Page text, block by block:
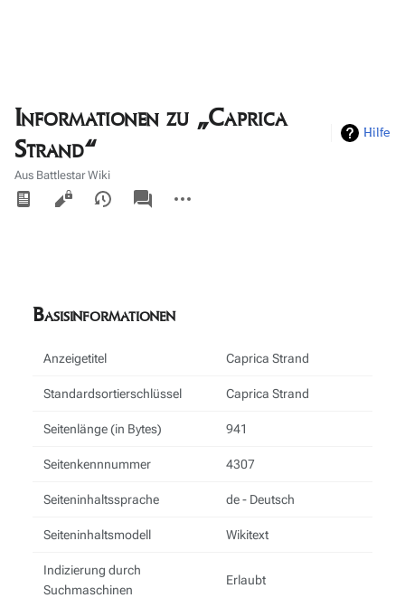
Informationen zu „Caprica
Strand“
Hilfe
Aus Battlestar Wiki
Ansichten
associated-
pages
Aktionen
Basisinformationen
Anzeigetitel Caprica Strand
Standardsortierschlüssel Caprica Strand
Seitenlänge (in Bytes) 941
Seitenkennnummer 4307
Seiteninhaltssprache de - Deutsch
Seiteninhaltsmodell Wikitext
Indizierung durch
Suchmaschinen
Erlaubt